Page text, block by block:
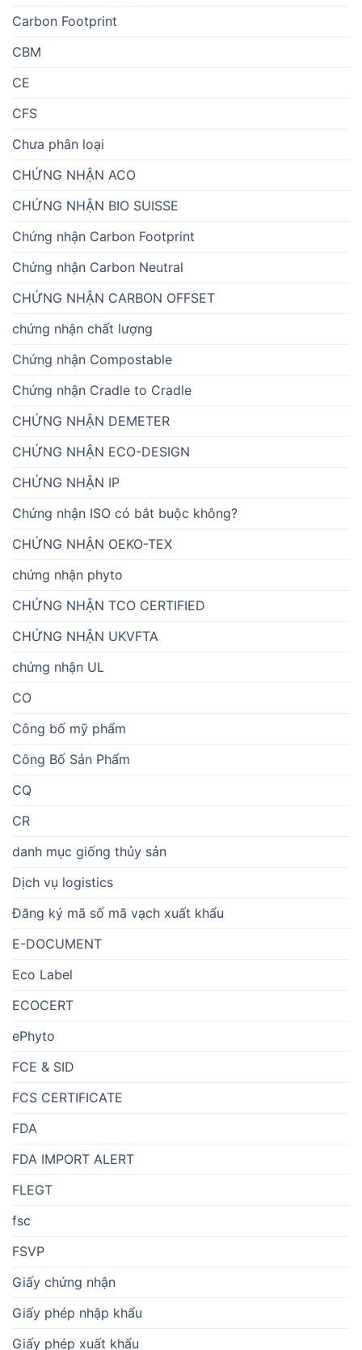
Carbon Footprint
CBM
CE
CFS
Chưa phân loại
CHỨNG NHẬN ACO
CHỨNG NHẬN BIO SUISSE
Chứng nhận Carbon Footprint
Chứng nhận Carbon Neutral
CHỨNG NHẬN CARBON OFFSET
chứng nhận chất lượng
Chứng nhận Compostable
Chứng nhận Cradle to Cradle
CHỨNG NHẬN DEMETER
CHỨNG NHẬN ECO-DESIGN
CHỨNG NHẬN IP
Chứng nhận ISO có bắt buộc không?
CHỨNG NHẬN OEKO-TEX
chứng nhận phyto
CHỨNG NHẬN TCO CERTIFIED
CHỨNG NHẬN UKVFTA
chứng nhận UL
CO
Công bố mỹ phẩm
Công Bố Sản Phẩm
CQ
CR
danh mục giống thủy sản
Dịch vụ logistics
Đăng ký mã số mã vạch xuất khẩu
E-DOCUMENT
Eco Label
ECOCERT
ePhyto
FCE & SID
FCS CERTIFICATE
FDA
FDA IMPORT ALERT
FLEGT
fsc
FSVP
Giấy chứng nhận
Giấy phép nhập khẩu
Giấy phép xuất khẩu